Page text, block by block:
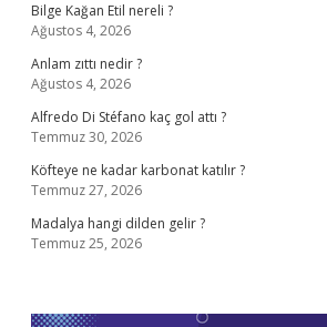
Bilge Kağan Etil nereli ?
Ağustos 4, 2026
Anlam zıttı nedir ?
Ağustos 4, 2026
Alfredo Di Stéfano kaç gol attı ?
Temmuz 30, 2026
Köfteye ne kadar karbonat katılır ?
Temmuz 27, 2026
Madalya hangi dilden gelir ?
Temmuz 25, 2026